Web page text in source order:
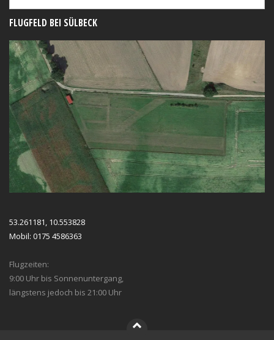
FLUGFELD BEI SÜLBECK
53.261181, 10.553828
Mobil: 0175 4586363
Flugzeiten:
9:00 Uhr bis Sonnenuntergang,
längstens jedoch bis 21:00 Uhr